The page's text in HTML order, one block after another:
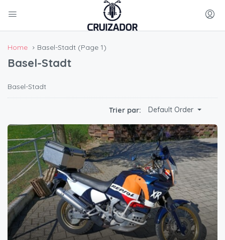
Home Basel-Stadt (Page 1)
Basel-Stadt
Basel-Stadt
Trier par: Default Order